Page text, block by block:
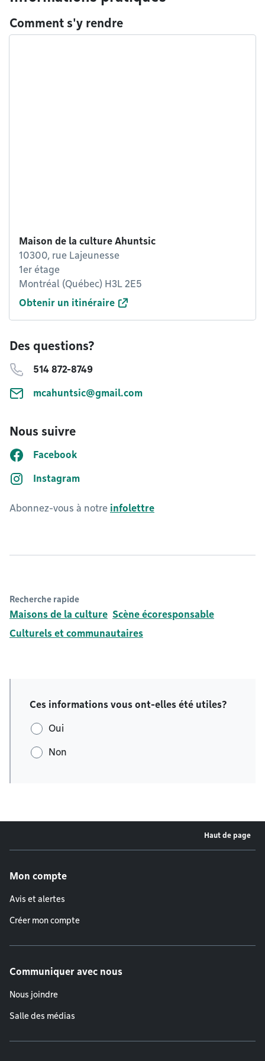
Comment s'y rendre
Maison de la culture Ahuntsic
10300, rue Lajeunesse
1er étage
Montréal (Québec) H3L 2E5
Obtenir un itinéraire
Des questions?
514 872-8749
mcahuntsic@gmail.com
Nous suivre
Facebook
Instagram
Abonnez-vous à notre infolettre
Recherche rapide
Maisons de la culture Scène écoresponsable
Culturels et communautaires
Ces informations vous ont-elles été utiles?
Oui
Non
Haut de page
Mon compte
Avis et alertes
Créer mon compte
Communiquer avec nous
Nous joindre
Salle des médias